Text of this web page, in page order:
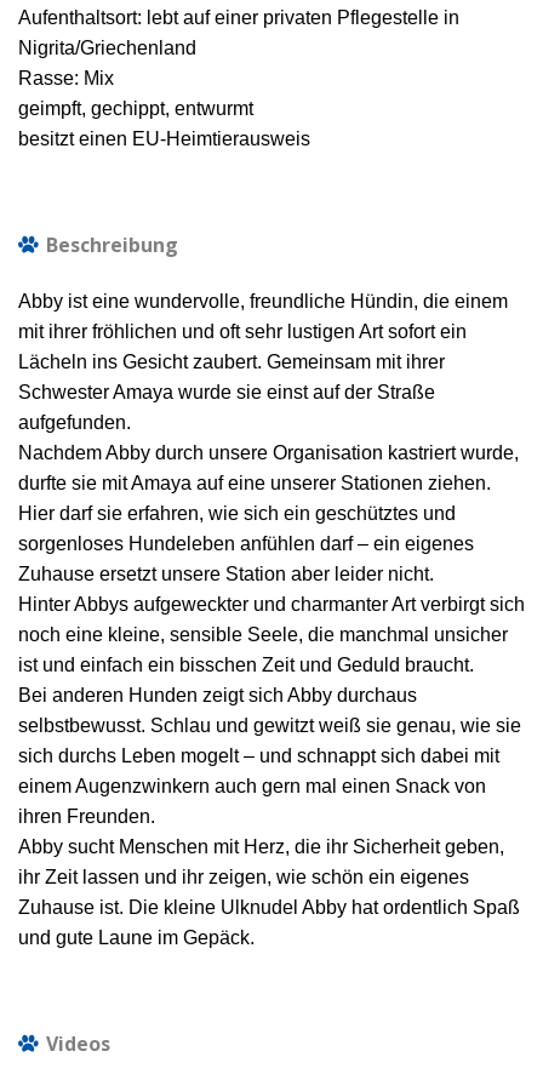
Aufenthaltsort: lebt auf einer privaten Pflegestelle in
Nigrita/Griechenland
Rasse: Mix
geimpft, gechippt, entwurmt
besitzt einen EU-Heimtierausweis
Beschreibung
Abby ist eine wundervolle, freundliche Hündin, die einem
mit ihrer fröhlichen und oft sehr lustigen Art sofort ein
Lächeln ins Gesicht zaubert. Gemeinsam mit ihrer
Schwester Amaya wurde sie einst auf der Straße
aufgefunden.
Nachdem Abby durch unsere Organisation kastriert wurde,
durfte sie mit Amaya auf eine unserer Stationen ziehen.
Hier darf sie erfahren, wie sich ein geschütztes und
sorgenloses Hundeleben anfühlen darf – ein eigenes
Zuhause ersetzt unsere Station aber leider nicht.
Hinter Abbys aufgeweckter und charmanter Art verbirgt sich
noch eine kleine, sensible Seele, die manchmal unsicher
ist und einfach ein bisschen Zeit und Geduld braucht.
Bei anderen Hunden zeigt sich Abby durchaus
selbstbewusst. Schlau und gewitzt weiß sie genau, wie sie
sich durchs Leben mogelt – und schnappt sich dabei mit
einem Augenzwinkern auch gern mal einen Snack von
ihren Freunden.
Abby sucht Menschen mit Herz, die ihr Sicherheit geben,
ihr Zeit lassen und ihr zeigen, wie schön ein eigenes
Zuhause ist. Die kleine Ulknudel Abby hat ordentlich Spaß
und gute Laune im Gepäck.
Videos